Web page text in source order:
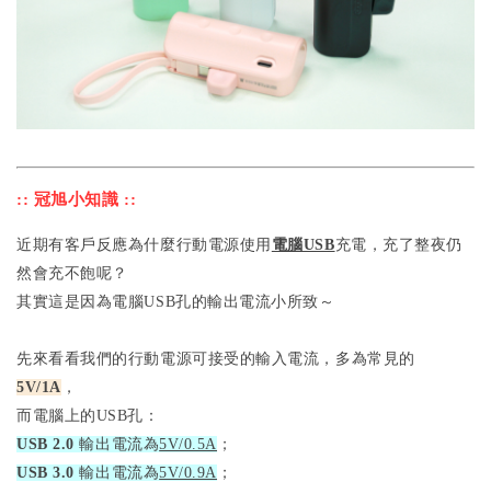
:: 冠旭小知識 ::
近期有客戶反應為什麼行動電源使用 電腦USB充電，充了整夜仍
然會充不飽呢？
其實這是因為電腦USB孔的輸出電流小所致～
先來看看我們的行動電源可接受的輸入電流，多為常見的
5V/1A ，
而電腦上的USB孔：
USB 2.0 輸出電流為5V/0.5A ；
USB 3.0 輸出電流為5V/0.9A ；